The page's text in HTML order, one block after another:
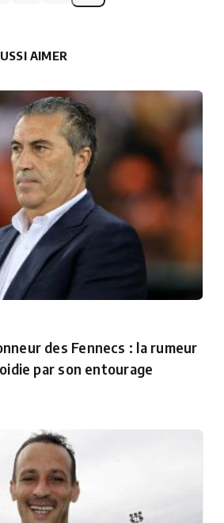
AIMER
des Fennecs : la rumeur
par son entourage